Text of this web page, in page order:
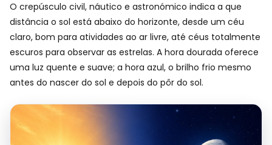
O crepúsculo civil, náutico e astronómico indica a que
distância o sol está abaixo do horizonte, desde um céu
claro, bom para atividades ao ar livre, até céus totalmente
escuros para observar as estrelas. A hora dourada oferece
uma luz quente e suave; a hora azul, o brilho frio mesmo
antes do nascer do sol e depois do pôr do sol.